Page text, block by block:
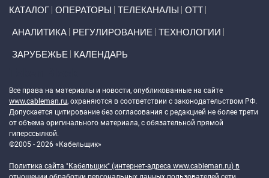
КАТАЛОГ ОПЕРАТОРЫ ТЕЛЕКАНАЛЫ ОТТ
АНАЛИТИКА РЕГУЛИРОВАНИЕ ТЕХНОЛОГИИ
ЗАРУБЕЖЬЕ КАЛЕНДАРЬ
Все права на материалы и новости, опубликованные на сайте
www.cableman.ru, охраняются в соответствии с законодательством РФ.
Допускается цитирование без согласования с редакцией не более трети
от объема оригинального материала, с обязательной прямой
гиперссылкой.
©2005 - 2026 «Кабельщик»
Политика сайта "Кабельщик" (интернет-адреса www.cableman.ru) в